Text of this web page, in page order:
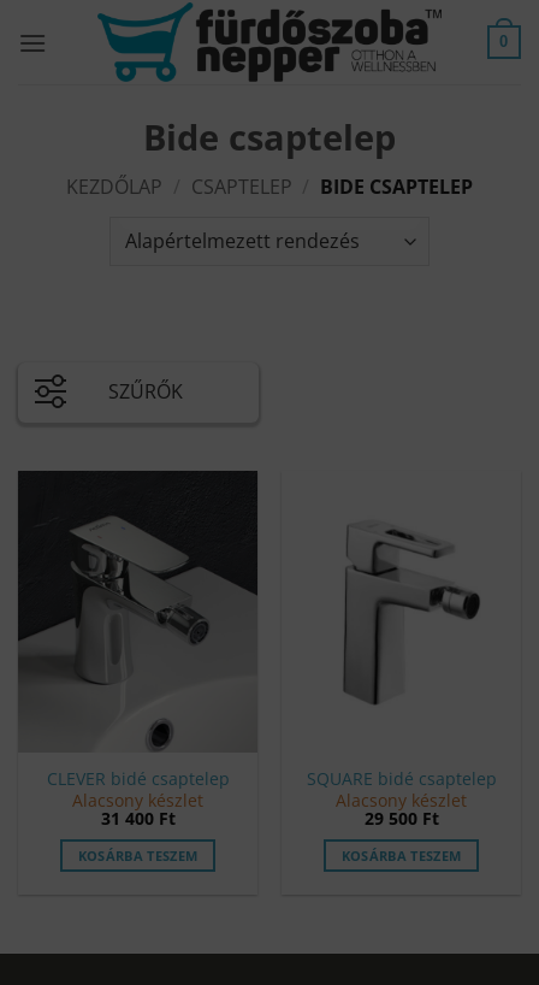
0
Bide csaptelep
KEZDŐLAP CSAPTELEP BIDE CSAPTELEP
SZŰRŐK
CLEVER bidé csaptelep
Alacsony készlet
31 400 Ft
KOSÁRBA TESZEM
SQUARE bidé csaptelep
Alacsony készlet
29 500 Ft
KOSÁRBA TESZEM